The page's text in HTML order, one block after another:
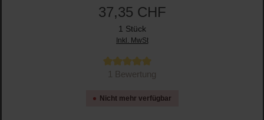
37,35 CHF
1 Stück
Inkl. MwSt
Durchschnittliche Bewertung von 5 von 5 Sternen
1 Bewertung
Nicht mehr verfügbar